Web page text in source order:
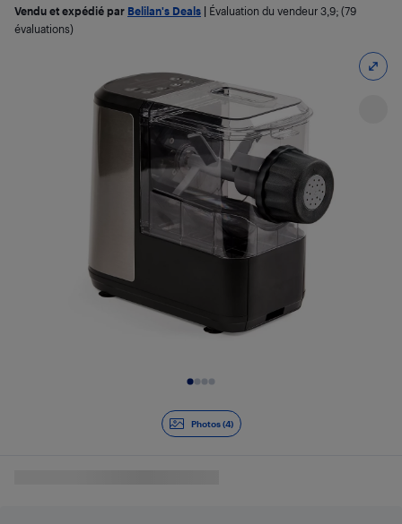
Photos (4)
Vendu et expédié par Belilan's Deals Évaluation du vendeur 3,9; (79
évaluations)